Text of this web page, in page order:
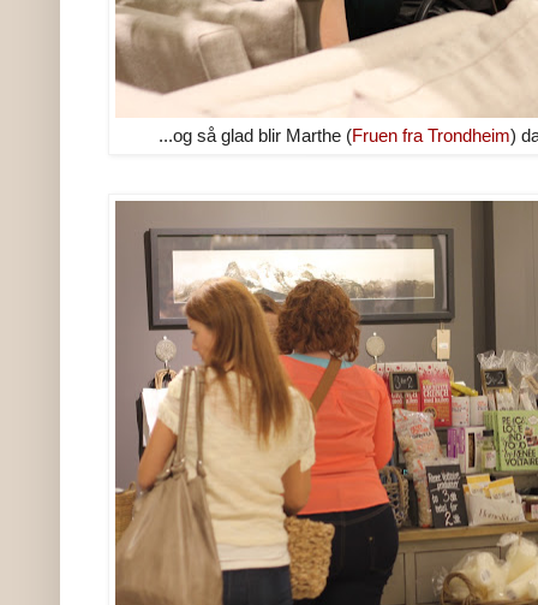
...og så glad blir Marthe (Fruen fra Trondheim)